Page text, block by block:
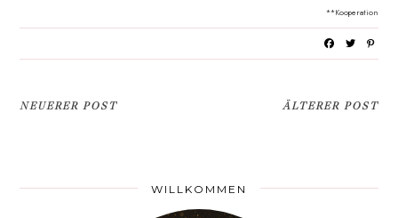
**Kooperation
NEUERER POST ÄLTERER POST
WILLKOMMEN